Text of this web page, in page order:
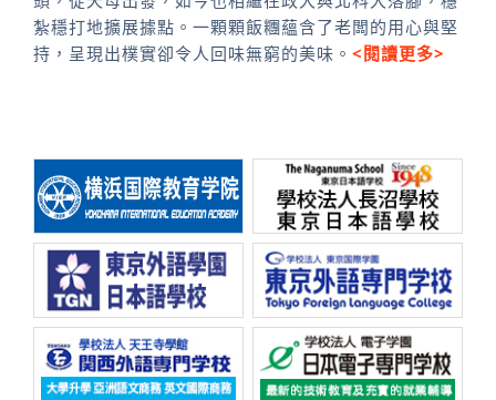
紮穩打地擴展據點。一顆顆飯糰蘊含了老闆的用心與堅
持，呈現出樸實卻令人回味無窮的美味。 <閱讀更多>